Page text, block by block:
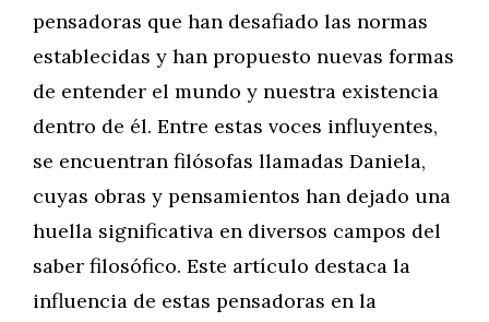
pensadoras que han desafiado las normas
establecidas y han propuesto nuevas formas
de entender el mundo y nuestra existencia
dentro de él. Entre estas voces influyentes,
se encuentran filósofas llamadas Daniela,
cuyas obras y pensamientos han dejado una
huella significativa en diversos campos del
saber filosófico. Este artículo destaca la
influencia de estas pensadoras en la